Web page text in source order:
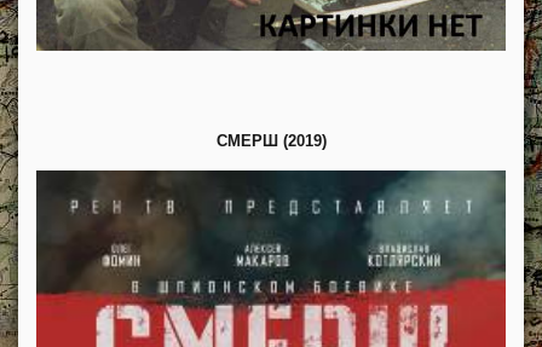
СМЕРШ (2019)